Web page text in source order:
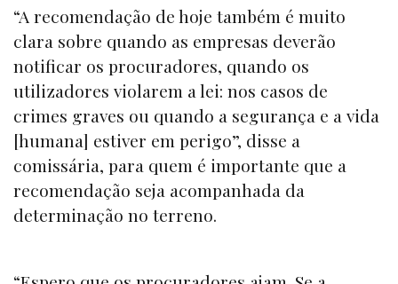
“A recomendação de hoje também é muito
clara sobre quando as empresas deverão
notificar os procuradores, quando os
utilizadores violarem a lei: nos casos de
crimes graves ou quando a segurança e a vida
[humana] estiver em perigo”, disse a
comissária, para quem é importante que a
recomendação seja acompanhada da
determinação no terreno.